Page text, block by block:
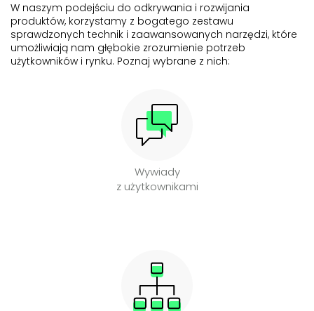
W naszym podejściu do odkrywania i rozwijania
produktów, korzystamy z bogatego zestawu
sprawdzonych technik i zaawansowanych narzędzi, które
umożliwiają nam głębokie zrozumienie potrzeb
użytkowników i rynku. Poznaj wybrane z nich:
Wywiady
z użytkownikami